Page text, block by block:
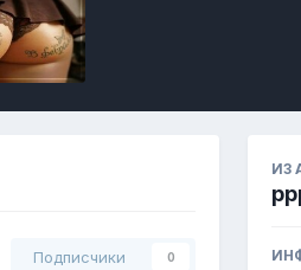
Подписчики 0
ИЗ